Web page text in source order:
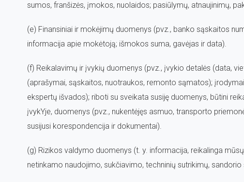
sumos, franšizės, įmokos, nuolaidos; pasiūlymų, atnaujinimų,
(e) Finansiniai ir mokėjimų duomenys (pvz., banko sąskaitos
informacija apie mokėtoją; išmokos suma, gavėjas ir data).
(f) Reikalavimų ir įvykių duomenys (pvz., įvykio detalės (data,
(aprašymai, sąskaitos, nuotraukos, remonto sąmatos);
ekspertų išvados); riboti su sveikata susiję duomenys, būtini
įvykYje, duomenys (pvz., nukentėjęs asmuo, transporto
susijusi korespondencija ir dokumentai).
(g) Rizikos valdymo duomenys (t. y. informacija, reikalinga
netinkamo naudojimo, sukčiavimo, techninių sutrikimų,